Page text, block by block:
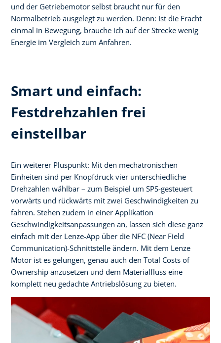
und der Getriebemotor selbst braucht nur für den
Normalbetrieb ausgelegt zu werden. Denn: Ist die Fracht
einmal in Bewegung, brauche ich auf der Strecke wenig
Energie im Vergleich zum Anfahren.
Smart und einfach:
Festdrehzahlen frei
einstellbar
Ein weiterer Pluspunkt: Mit den mechatronischen
Einheiten sind per Knopfdruck vier unterschiedliche
Drehzahlen wählbar – zum Beispiel um SPS-gesteuert
vorwärts und rückwärts mit zwei Geschwindigkeiten zu
fahren. Stehen zudem in einer Applikation
Geschwindigkeitsanpassungen an, lassen sich diese ganz
einfach mit der Lenze-App über die NFC (Near Field
Communication)-Schnittstelle ändern. Mit dem Lenze
Motor ist es gelungen, genau auch den Total Costs of
Ownership anzusetzen und dem Materialfluss eine
komplett neu gedachte Antriebslösung zu bieten.